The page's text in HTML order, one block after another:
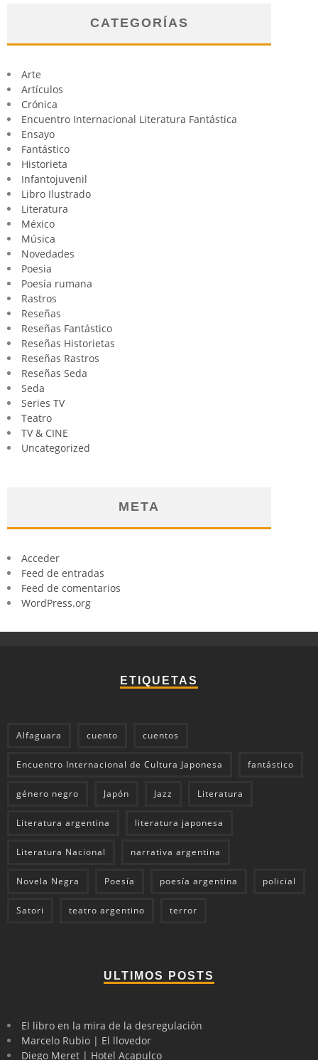
CATEGORÍAS
Arte
Artículos
Crónica
Encuentro Internacional Literatura Fantástica
Ensayo
Fantástico
Historieta
Infantojuvenil
Libro Ilustrado
Literatura
México
Música
Novedades
Poesia
Poesía rumana
Rastros
Reseñas
Reseñas Fantástico
Reseñas Historietas
Reseñas Rastros
Reseñas Seda
Seda
Series TV
Teatro
TV & CINE
Uncategorized
META
Acceder
Feed de entradas
Feed de comentarios
WordPress.org
ETIQUETAS
Alfaguara cuento cuentos
Encuentro Internacional de Cultura Japonesa fantástico
género negro Japón Jazz Literatura
Literatura argentina literatura japonesa
Literatura Nacional narrativa argentina
Novela Negra Poesía poesía argentina policial
Satori teatro argentino terror
ULTIMOS POSTS
El libro en la mira de la desregulación
Marcelo Rubio | El llovedor
Diego Meret | Hotel Acapulco